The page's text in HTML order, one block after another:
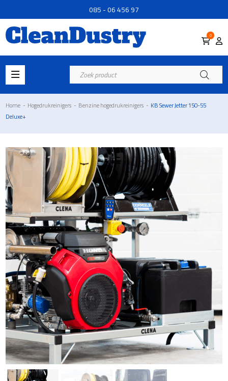
085 - 06 456 97
0
Producten
zoeken
Home - Hogedrukreinigers - Benzine hogedrukreinigers - KB Sewer Jetter 150-55
Deluxe+